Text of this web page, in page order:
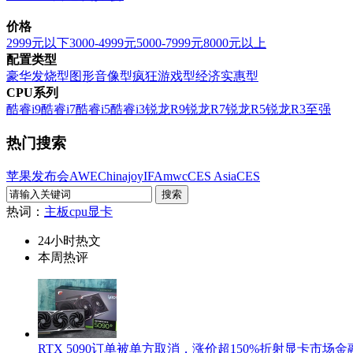
价格
2999元以下3000-4999元5000-7999元8000元以上
配置类型
豪华发烧型图形音像型疯狂游戏型经济实惠型
CPU系列
酷睿i9酷睿i7酷睿i5酷睿i3锐龙R9锐龙R7锐龙R5锐龙R3至强
热门搜索
苹果发布会AWEChinajoyIFAmwcCES AsiaCES
热词： 主板cpu显卡
24小时热文
本周热评
RTX 5090订单被单方取消，涨价超150%折射显卡市场金